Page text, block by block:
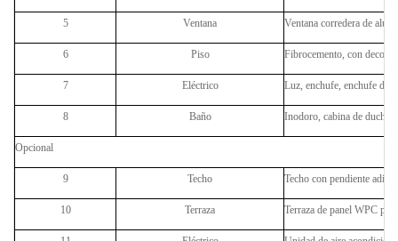
5 Ventana Ventana corredera de
6 Piso Fibrocemento, con
7 Eléctrico Luz, enchufe, enchufe de
8 Baño Inodoro, cabina de ducha,
Opcional
9 Techo Techo con pendiente
10 Terraza Terraza de panel WPC